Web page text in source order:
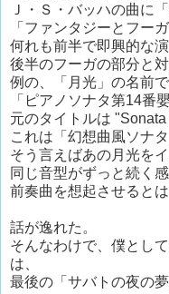
Ｊ・Ｓ・バッハの曲に
「ファンタジーとフー
何れも前半で即興的な
後半のフーガの部分と
例の、「月光」の名前
「ピアノソナタ第14番
元のタイトルは
これは「幻想曲風ソナ
そう言えばあの月光を
同じ音型がずっと続く
前奏曲を想起させると
話が逸れた。
そんなわけで、僕とし
は、
最後の「サバトの夜の